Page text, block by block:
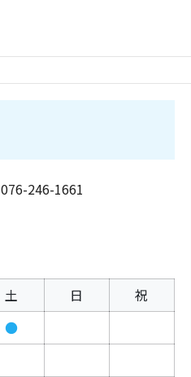
076-246-1661
土 日 祝
●